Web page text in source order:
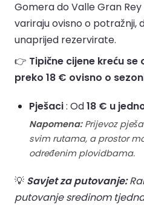
Gomera do Valle Gran Rey
variraju ovisno o potražnji,
unaprijed rezervirate.
👉 Tipične cijene kreću se
preko 18 € ovisno o
Pješaci: Od18 € u
Napomena:Prijevoz
svim rutama, a prostor
određenim plovidbama.
💡 Savjet za putovanje:
putovanje sredinom